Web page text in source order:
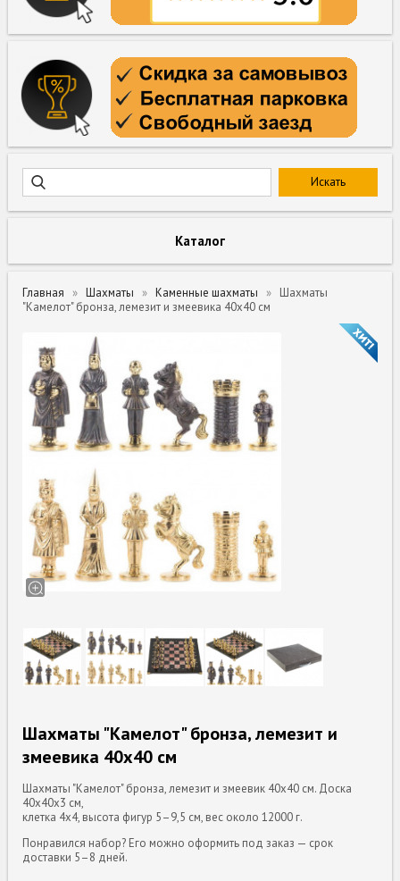
Каталог
Главная Шахматы Каменные шахматы
Шахматы
"Камелот" бронза, лемезит и змеевика 40х40 см
Шахматы "Камелот" бронза, лемезит и
змеевика 40х40 см
Шахматы "Камелот" бронза, лемезит и змеевик 40х40 см. Доска
40х40х3 см,
клетка 4х4, высота фигур 5–9,5 см, вес около 12000 г.
Понравился набор? Его можно оформить под заказ — срок
доставки 5–8 дней.